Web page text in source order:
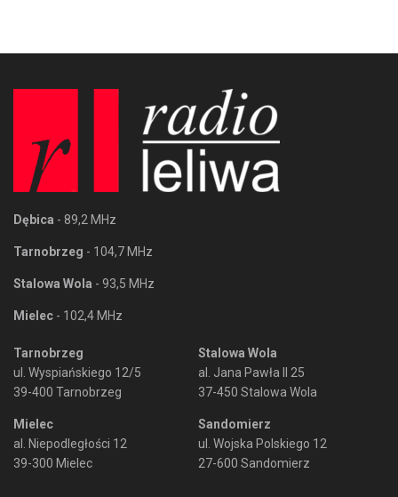
Dębica - 89,2 MHz
Tarnobrzeg - 104,7 MHz
Stalowa Wola - 93,5 MHz
Mielec - 102,4 MHz
Tarnobrzeg
ul. Wyspiańskiego 12/5
39-400 Tarnobrzeg
Mielec
al. Niepodległości 12
39-300 Mielec
Stalowa Wola
al. Jana Pawła II 25
37-450 Stalowa Wola
Sandomierz
ul. Wojska Polskiego 12
27-600 Sandomierz